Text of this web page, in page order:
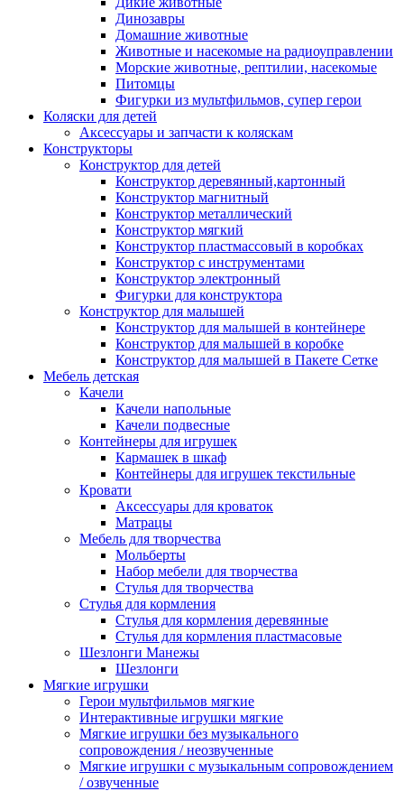
Динозавры
Домашние животные
Животные и насекомые на радиоуправлении
Морские животные, рептилии, насекомые
Питомцы
Фигурки из мультфильмов, супер герои
Коляски для детей
Аксессуары и запчасти к коляскам
Конструкторы
Конструктор для детей
Конструктор деревянный,картонный
Конструктор магнитный
Конструктор металлический
Конструктор мягкий
Конструктор пластмассовый в коробках
Конструктор с инструментами
Конструктор электронный
Фигурки для конструктора
Конструктор для малышей
Конструктор для малышей в контейнере
Конструктор для малышей в коробке
Конструктор для малышей в Пакете Сетке
Мебель детская
Качели
Качели напольные
Качели подвесные
Контейнеры для игрушек
Кармашек в шкаф
Контейнеры для игрушек текстильные
Кровати
Аксессуары для кроваток
Матрацы
Мебель для творчества
Мольберты
Набор мебели для творчества
Стулья для творчества
Стулья для кормления
Стулья для кормления деревянные
Стулья для кормления пластмасовые
Шезлонги Манежы
Шезлонги
Мягкие игрушки
Герои мультфильмов мягкие
Интерактивные игрушки мягкие
Мягкие игрушки без музыкального
сопровождения / неозвученные
Мягкие игрушки с музыкальным сопровождением
/ озвученные